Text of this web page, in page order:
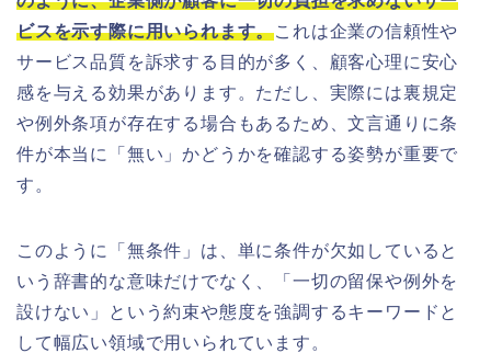
ビスを示す際に用いられます。これは企業の信頼性や
サービス品質を訴求する目的が多く、顧客心理に安心
感を与える効果があります。ただし、実際には裏規定
や例外条項が存在する場合もあるため、文言通りに条
件が本当に「無い」かどうかを確認する姿勢が重要で
す。
このように「無条件」は、単に条件が欠如していると
いう辞書的な意味だけでなく、「一切の留保や例外を
設けない」という約束や態度を強調するキーワードと
して幅広い領域で用いられています。